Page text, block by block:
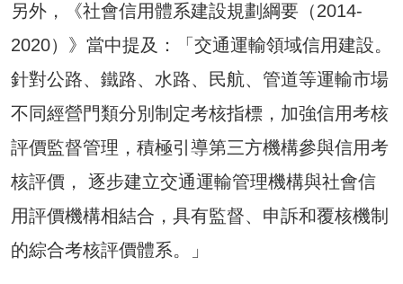
另外，《社會信用體系建設規劃綱要（2014-
2020）》當中提及：「交通運輸領域信用建設。
針對公路、鐵路、水路、民航、管道等運輸市場
不同經營門類分別制定考核指標，加強信用考核
評價監督管理，積極引導第三方機構參與信用考
核評價， 逐步建立交通運輸管理機構與社會信
用評價機構相結合，具有監督、申訴和覆核機制
的綜合考核評價體系。」